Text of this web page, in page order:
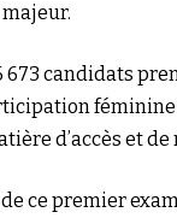
673 candidats
d’accès et
de ce premier